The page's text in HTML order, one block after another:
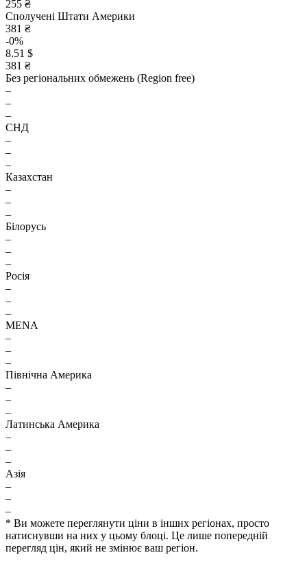
255 ₴
Сполучені Штати Америки
381 ₴
-0%
8.51 $
381 ₴
Без регіональних обмежень (Region free)
–
–
–
СНД
–
–
–
Казахстан
–
–
–
Білорусь
–
–
–
Росія
–
–
–
MENA
–
–
–
Північна Америка
–
–
–
Латинська Америка
–
–
–
Азія
–
–
–
* Ви можете переглянути ціни в інших регіонах, просто
натиснувши на них у цьому блоці. Це лише попередній
перегляд цін, який не змінює ваш регіон.